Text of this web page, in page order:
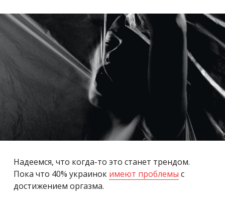
Надеемся, что когда-то это станет трендом.
Пока что 40% украинок имеют проблемы с
достижением оргазма.